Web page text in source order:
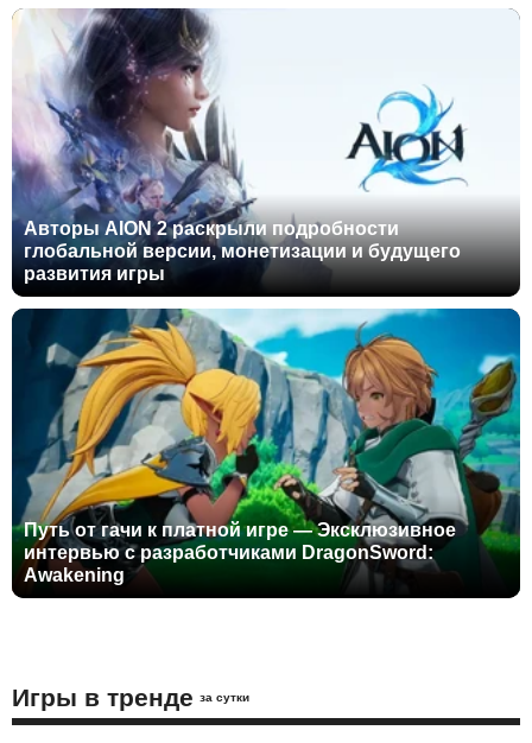
Авторы AION 2 раскрыли подробности
глобальной версии, монетизации и будущего
развития игры
Путь от гачи к платной игре — Эксклюзивное
интервью с разработчиками DragonSword:
Awakening
Игры в тренде за сутки